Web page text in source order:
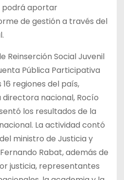
podrá aportar
de gestión a través del
Reinserción Social Juvenil
Pública Participativa
regiones del país,
directora nacional, Rocío
los resultados de la
La actividad contó
ministro de Justicia y
Rabat, además de
justicia, representantes